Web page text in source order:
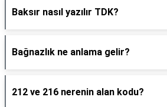
Baksır nasıl yazılır TDK?
Bağnazlık ne anlama gelir?
212 ve 216 nerenin alan kodu?